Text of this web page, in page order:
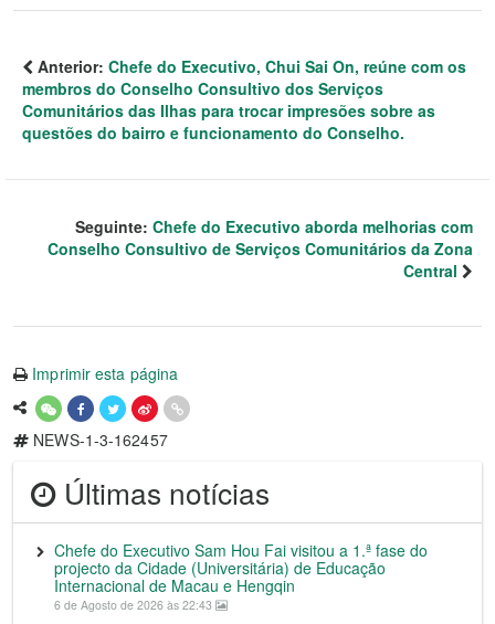
Anterior: Chefe do Executivo, Chui Sai On, reúne com os
membros do Conselho Consultivo dos Serviços
Comunitários das Ilhas para trocar impresões sobre as
questões do bairro e funcionamento do Conselho.
Seguinte: Chefe do Executivo aborda melhorias com
Conselho Consultivo de Serviços Comunitários da Zona
Central
Imprimir esta página
NEWS-1-3-162457
Últimas notícias
Chefe do Executivo Sam Hou Fai visitou a 1.ª fase do
projecto da Cidade (Universitária) de Educação
Internacional de Macau e Hengqin
6 de Agosto de 2026 às 22:43